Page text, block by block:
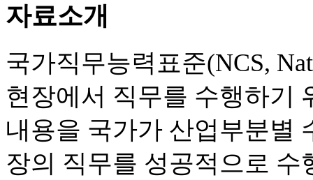
자료소개
국가직무능력표준(NCS,
현장에서 직무를 수행하기
내용을 국가가 산업부분별
장의 직무를 성공적으로